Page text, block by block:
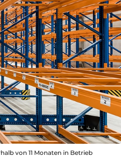
von 11 Monaten in Betrieb